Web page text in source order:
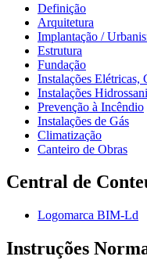
Definição
Arquitetura
Implantação /
Estrutura
Fundação
Instalações Elétricas,
Instalações
Prevenção à Incêndio
Instalações de Gás
Climatização
Canteiro de Obras
Central de
Logomarca BIM-Ld
Instruções